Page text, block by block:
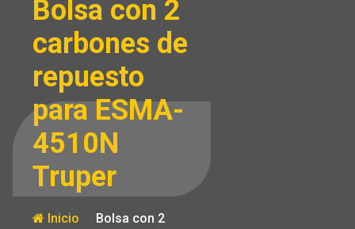
Bolsa con 2
carbones de
repuesto
para ESMA-
4510N
Truper
Inicio
Bolsa con 2